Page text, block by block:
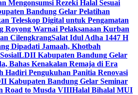
Mengonsumsi Rezeki Halal Sesuai
Bandung Gelar Pelatihan
Teleskop Digital untuk Pengamatan
Royong Warnai Pelaksanaan Kurban
CilengkrangSalat Idul Adha 1447 H
Dipadati Jamaah, Khotbah
LDII Kabupaten Bandung Gelar
Bahas Kenakalan Remaja di Era
Hadiri Pengukuhan Panitia Renovasi
Kabupaten Bandung Gelar Seminar
Road to Musda VIIIHalal Bihalal MUI